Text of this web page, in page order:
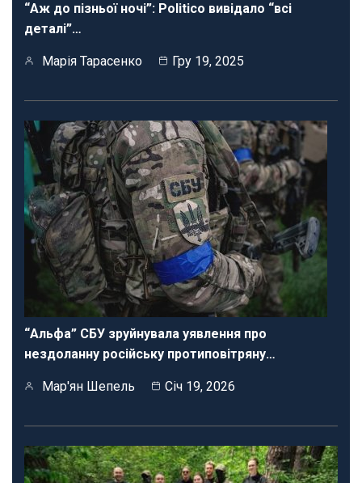
“Аж до пізньої ночі”: Politico вивідало “всі
деталі”…
Марія Тарасенко Гру 19, 2025
“Альфа” СБУ зруйнувала уявлення про
нездоланну російську протиповітряну…
Мар'ян Шепель Січ 19, 2026